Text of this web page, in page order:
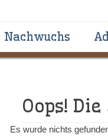
Nachwuchs
Oops!
Es wurde nichts